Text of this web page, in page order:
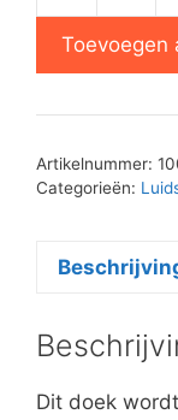
Toevoegen
Artikelnummer:
Categorieën:
Dit doek